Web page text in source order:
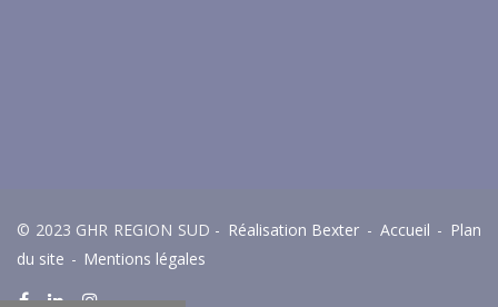
© 2023 GHR REGION SUD - Réalisation Bexter - Accueil - Plan
du site - Mentions légales